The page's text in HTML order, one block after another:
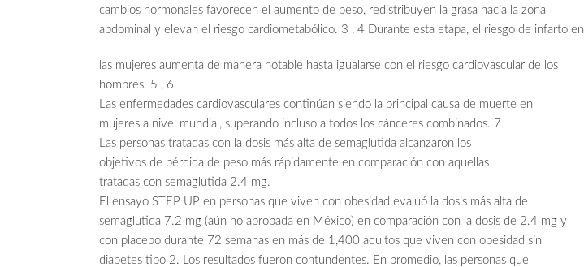
cambios hormonales favorecen el aumento de peso, redistribuyen la grasa hacia la zona
abdominal y elevan el riesgo cardiometabólico. 3 , 4 Durante esta etapa, el riesgo de infarto en
las mujeres aumenta de manera notable hasta igualarse con el riesgo cardiovascular de los
hombres. 5 , 6
Las enfermedades cardiovasculares continúan siendo la principal causa de muerte en
mujeres a nivel mundial, superando incluso a todos los cánceres combinados. 7
Las personas tratadas con la dosis más alta de semaglutida alcanzaron los
objetivos de pérdida de peso más rápidamente en comparación con aquellas
tratadas con semaglutida 2.4 mg.
El ensayo STEP UP en personas que viven con obesidad evaluó la dosis más alta de
semaglutida 7.2 mg (aún no aprobada en México) en comparación con la dosis de 2.4 mg y
con placebo durante 72 semanas en más de 1,400 adultos que viven con obesidad sin
diabetes tipo 2. Los resultados fueron contundentes. En promedio, las personas que